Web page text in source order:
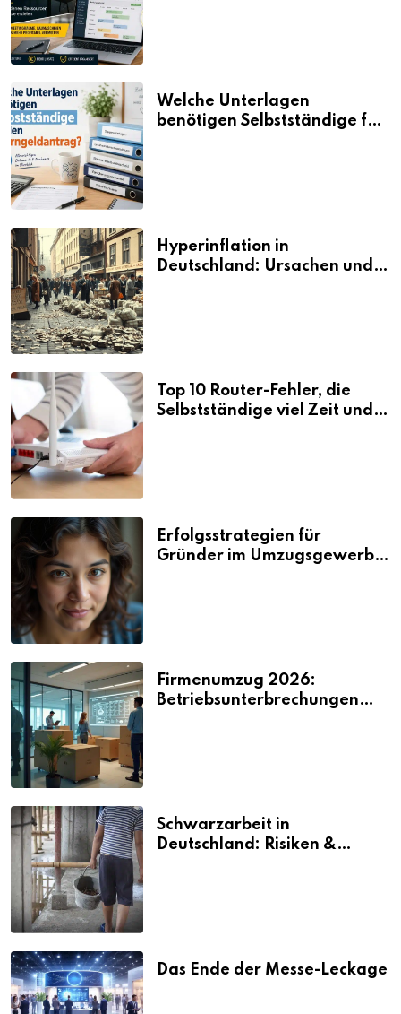
Welche Unterlagen
benötigen Selbstständige für
Hyperinflation in
Deutschland: Ursachen und
Top 10 Router-Fehler, die
Selbstständige viel Zeit und
Erfolgsstrategien für
Gründer im Umzugsgewerbe
Firmenumzug 2026:
Betriebsunterbrechungen
Schwarzarbeit in
Deutschland: Risiken &
Das Ende der Messe-Leckage